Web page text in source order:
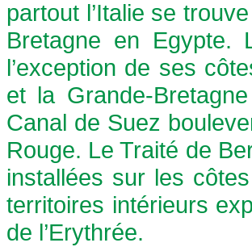
partout l’Italie se
Bretagne en Egypte.
l’exception de ses
et la Grande-
Canal de Suez
Rouge. Le Traité de
installées sur les
territoires intérieurs
de l’Erythrée.